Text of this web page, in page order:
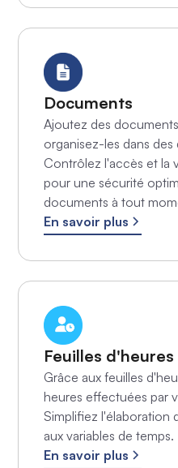
Documents
Ajoutez des
organisez-les dans des
Contrôlez l'accès et la
pour une sécurité
documents à tout
En savoir plus
Feuilles d'heures
Grâce aux feuilles
heures effectuées par
Simplifiez l'élaboration
aux variables de temps.
En savoir plus